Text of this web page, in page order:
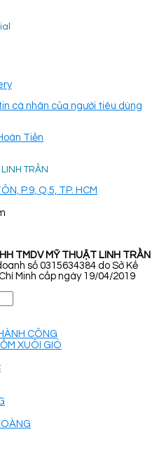
cá nhân của người tiêu dùng
Tiền
TRẦN
P.9, Q.5, TP. HCM
TMDV MỸ THUẬT LINH TRẦN
số 0315634384 do Sở Kế
Minh cấp ngày 19/04/2019
CÔNG
XUÔI GIÓ